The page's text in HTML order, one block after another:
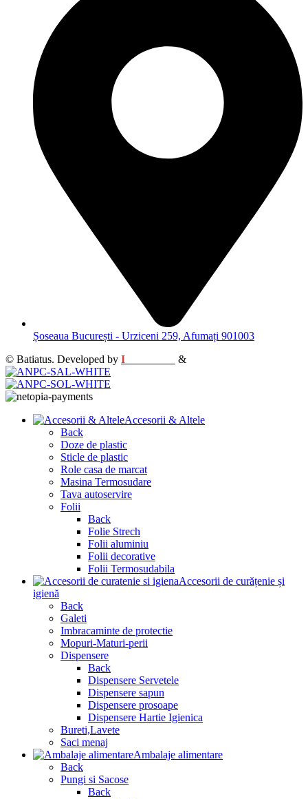
Șoseaua București - Urziceni 259, Afumați 901003
© Batiatus. Developed by I &
Accesorii & Altele
Back
Doze de plastic
Sticle de plastic
Role casa de marcat
Masina Termosudare
Tava autoservire
Folii
Back
Folie Strech
Folii aluminiu
Folii decorative
Folii Termosudabila
Accesorii de curățenie și
igienă
Back
Galeti
Imbracaminte de protectie
Mopuri-Maturi-perii
Dispensere
Back
Dispensere Servetele
Dispensere sapun
Dispensere prosoape
Dispensere Hartie Igienica
Bureti,Lavete
Saci menaj
Ambalaje alimentare
Back
Pungi si Sacose
Back